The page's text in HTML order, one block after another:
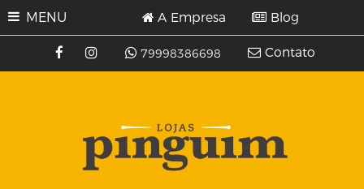
MENU
79998386698
A Empresa Blog
Contato